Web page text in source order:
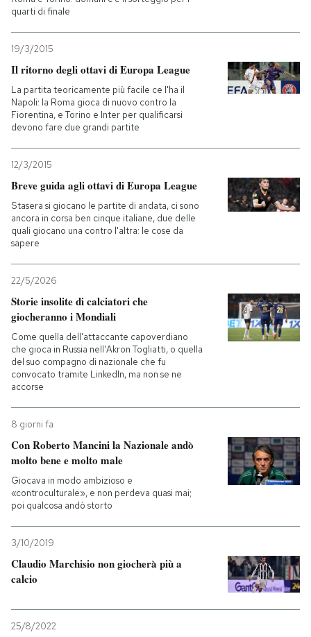
quarti di finale
19/3/2015
Il ritorno degli ottavi di Europa League
La partita teoricamente più facile ce l'ha il
Napoli: la Roma gioca di nuovo contro la
Fiorentina, e Torino e Inter per qualificarsi
devono fare due grandi partite
12/3/2015
Breve guida agli ottavi di Europa League
Stasera si giocano le partite di andata, ci sono
ancora in corsa ben cinque italiane, due delle
quali giocano una contro l'altra: le cose da
sapere
22/5/2026
Storie insolite di calciatori che
giocheranno i Mondiali
Come quella dell'attaccante capoverdiano
che gioca in Russia nell'Akron Togliatti, o quella
del suo compagno di nazionale che fu
convocato tramite LinkedIn, ma non se ne
accorse
8 giorni fa
Con Roberto Mancini la Nazionale andò
molto bene e molto male
Giocava in modo ambizioso e
«controculturale», e non perdeva quasi mai;
poi qualcosa andò storto
3/10/2019
Claudio Marchisio non giocherà più a
calcio
25/8/2022